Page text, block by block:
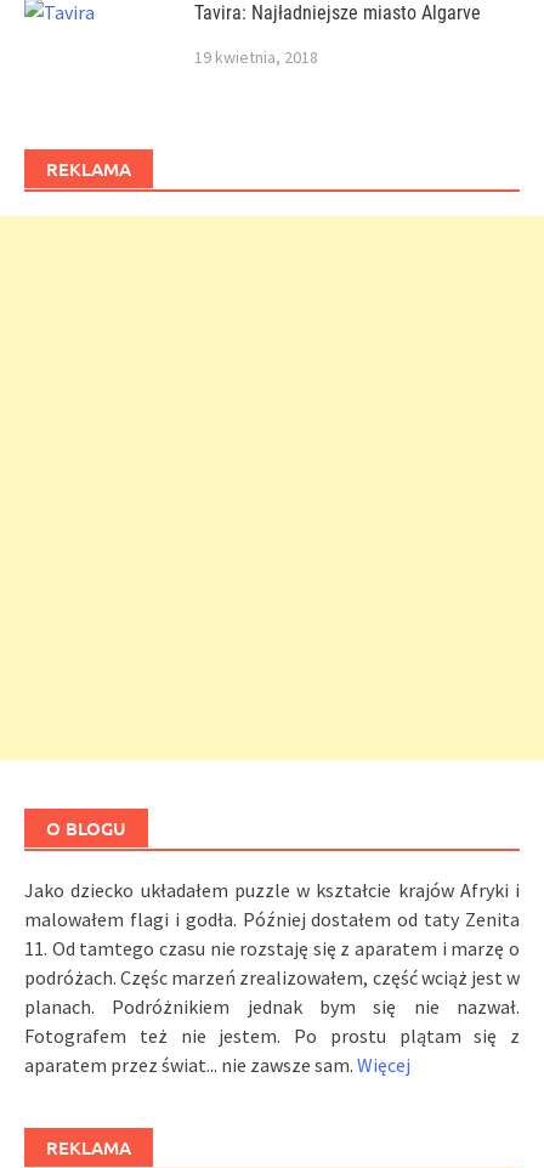
Tavira: Najładniejsze miasto Algarve
19 kwietnia, 2018
REKLAMA
O BLOGU
Jako dziecko układałem puzzle w kształcie krajów Afryki i
malowałem flagi i godła. Później dostałem od taty Zenita
11. Od tamtego czasu nie rozstaję się z aparatem i marzę o
podróżach. Częśc marzeń zrealizowałem, część wciąż jest w
planach. Podróżnikiem jednak bym się nie nazwał.
Fotografem też nie jestem. Po prostu plątam się z
aparatem przez świat... nie zawsze sam. Więcej
REKLAMA